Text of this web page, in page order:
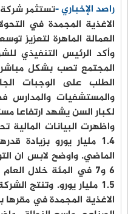
راصد الإخباري -تستثمر شركة
الاغذية المجمدة في
العمالة الماهرة لتعزيز
وأكد الرئيس التنفيذي
المجتمع تصب بشكل
الطلب على الوجبات
والمستشفيات والمدارس
لكبار السن يشهد ارتفاعا
واظهرت البيانات
الماضي. واوضح لابس ان
6 و7 في المئة خلال
الاغذية المجمدة في مقرها